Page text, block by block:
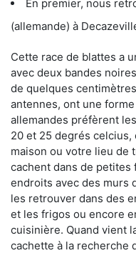
En premier, nous
(allemande) à
Cette race de blattes a
avec deux bandes
de quelques
antennes, ont une
allemandes préfèrent
20 et 25 degrés
maison ou votre lieu de
cachent dans de petites
endroits avec des murs
les retrouver dans des
et les frigos ou encore
cuisinière. Quand vient
cachette à la recherche